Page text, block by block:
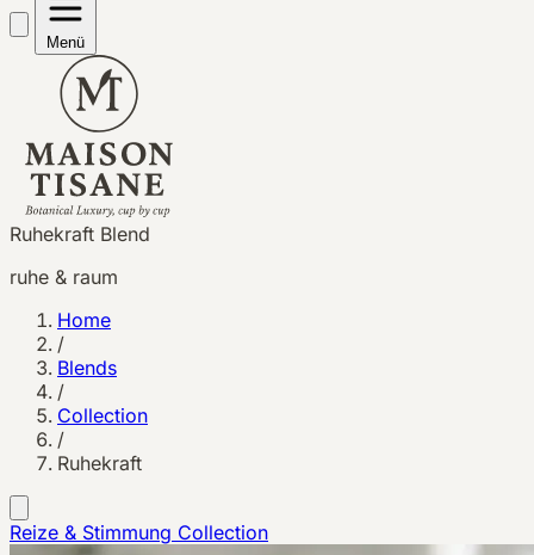
Menü
Ruhekraft Blend
ruhe & raum
Home
/
Blends
/
Collection
/
Ruhekraft
Reize & Stimmung Collection